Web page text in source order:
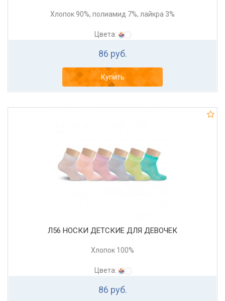
Хлопок 90%, полиамид 7%, лайкра 3%
Цвета:
86 руб.
Купить
Л56 НОСКИ ДЕТСКИЕ ДЛЯ ДЕВОЧЕК
Хлопок 100%
Цвета:
86 руб.